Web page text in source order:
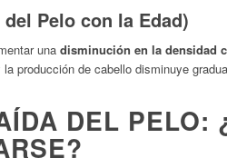
Pelo con la Edad)
una disminución en la densidad
producción de cabello disminuye
DEL PELO: